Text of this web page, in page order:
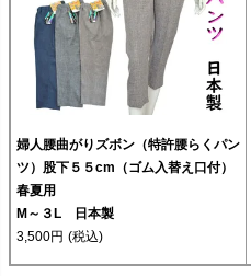
婦人腰曲がりズボン（特許腰らくパン
ツ）股下５５cm（ゴム入替え口付）
春夏用
M～３L 日本製
3,500円 (税込)